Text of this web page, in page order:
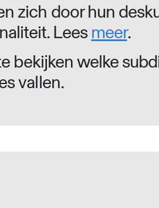
zich door hun
Leesmeer.
bekijken welke
vallen.